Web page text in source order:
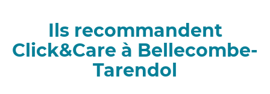
Ils recommandent
Click&Care à Bellecombe-
Tarendol